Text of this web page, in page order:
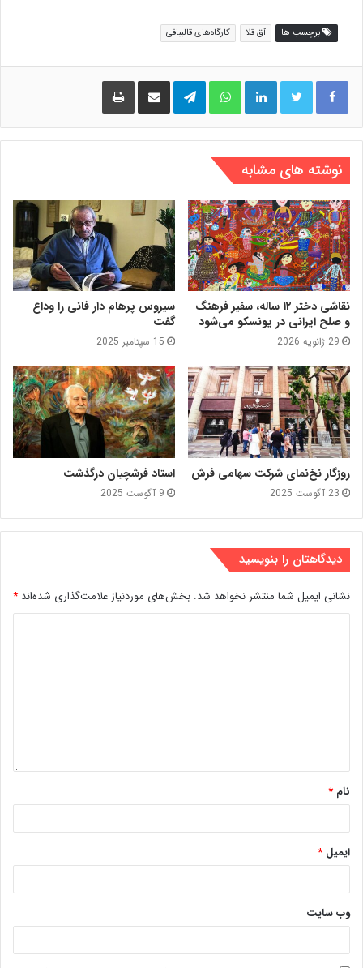
برچسب ها آق قلا کارگاه‌های قالیبافی
لینکدین واتس آپ تلگرام اشتراک گذاری از طریق ایمیل
نوشته های مشابه
نقاشی دختر ۱۲ ساله، سفیر فرهنگ
و صلح ایرانی در یونسکو می‌شود
29 ژانویه 2026
سیروس پرهام دار فانی را وداع
گفت
15 سپتامبر 2025
روزگار نخ‌نمای شرکت سهامی فرش
23 آگوست 2025
استاد فرشچیان درگذشت
9 آگوست 2025
دیدگاهتان را بنویسید
نشانی ایمیل شما منتشر نخواهد شد. بخش‌های موردنیاز علامت‌گذاری شده‌اند *
نام *
ایمیل *
وب‌ سایت